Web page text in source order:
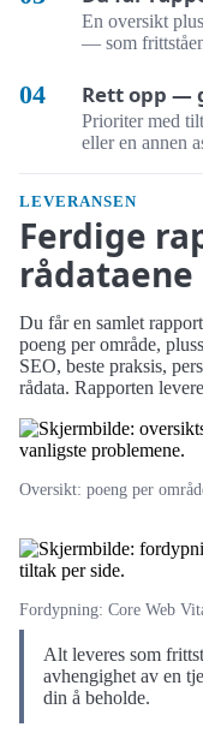
En oversikt
— som
Rett opp —
Prioriter med
eller en annen
LEVERANSEN
Ferdige
rådataene
Du får en samlet
poeng per område, pluss
SEO, beste praksis,
rådata. Rapporten
Oversikt: poeng per
Fordypning: Core Web
Alt leveres som
avhengighet av en
din å beholde.